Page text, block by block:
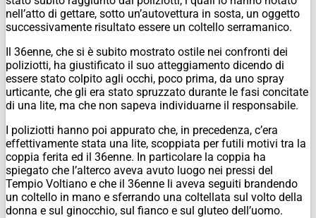
nell’atto di gettare, sotto un’autovettura in sosta, un oggetto
successivamente risultato essere un coltello serramanico.
Il 36enne, che si è subito mostrato ostile nei confronti dei
poliziotti, ha giustificato il suo atteggiamento dicendo di
essere stato colpito agli occhi, poco prima, da uno spray
urticante, che gli era stato spruzzato durante le fasi concitate
di una lite, ma che non sapeva individuarne il responsabile.
I poliziotti hanno poi appurato che, in precedenza, c’era
effettivamente stata una lite, scoppiata per futili motivi tra la
coppia ferita ed il 36enne. In particolare la coppia ha
spiegato che l’alterco aveva avuto luogo nei pressi del
Tempio Voltiano e che il 36enne li aveva seguiti brandendo
un coltello in mano e sferrando una coltellata sul volto della
donna e sul ginocchio, sul fianco e sul gluteo dell’uomo.